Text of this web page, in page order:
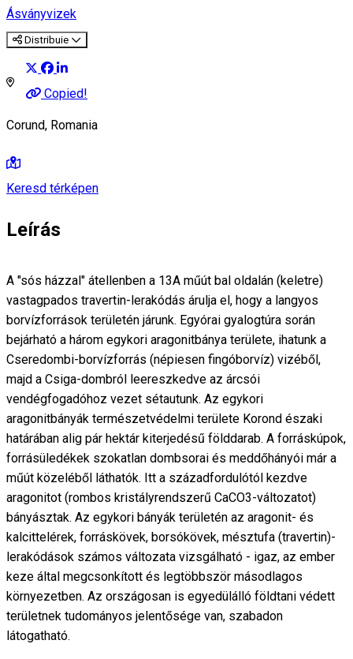
Ásványvizek
Distribuie
Copied!
Corund, Romania
Keresd térképen
Leírás
A "sós házzal" átellenben a 13A műút bal oldalán (keletre)
vastagpados travertin-lerakódás árulja el, hogy a langyos
borvízforrások területén járunk. Egyórai gyalogtúra során
bejárható a három egykori aragonitbánya területe, ihatunk a
Cseredombi-borvízforrás (népiesen fingóborvíz) vizéből,
majd a Csiga-dombról leereszkedve az árcsói
vendégfogadóhoz vezet sétautunk. Az egykori
aragonitbányák természetvédelmi területe Korond északi
határában alig pár hektár kiterjedésű földdarab. A forráskúpok,
forrásüledékek szokatlan dombsorai és meddőhányói már a
műút közeléből láthatók. Itt a századfordulótól kezdve
aragonitot (rombos kristályrendszerű CaCO3-változatot)
bányásztak. Az egykori bányák területén az aragonit- és
kalcittelérek, forráskövek, borsókövek, mésztufa (travertin)-
lerakódások számos változata vizsgálható - igaz, az ember
keze által megcsonkított és legtöbbször másodlagos
környezetben. Az országosan is egyedülálló földtani védett
területnek tudományos jelentősége van, szabadon
látogatható.